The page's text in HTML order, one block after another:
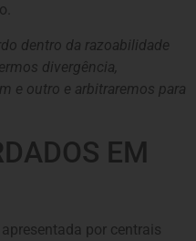
dentro da razoabilidade
divergência,
e outro e arbitraremos para
EM
por centrais